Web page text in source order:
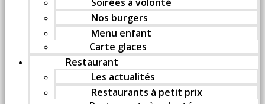
Nos burgers
Menu enfant
Carte glaces
Restaurant
Les actualités
Restaurants à petit prix